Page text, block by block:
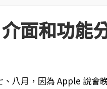
面和功能
八月，因為 Apple 說會